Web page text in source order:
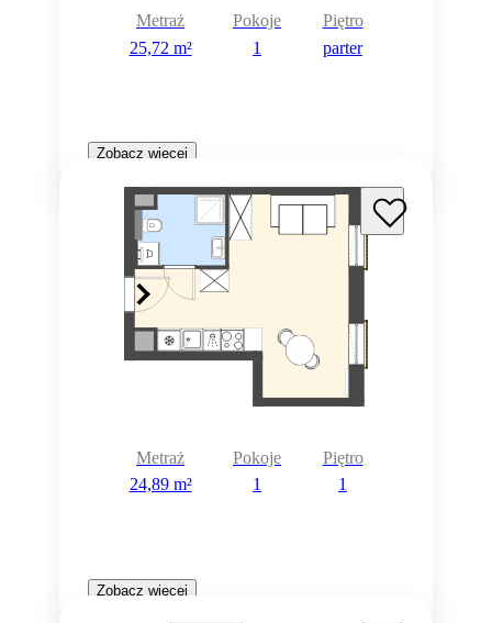
Metraż
25,72 m²
Pokoje
1
Piętro
parter
Zobacz więcej
Metraż
24,89 m²
Pokoje
1
Piętro
1
Zobacz więcej